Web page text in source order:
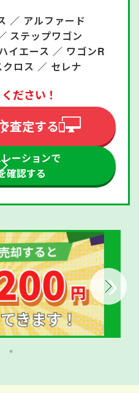
／ アルファード
ステップワゴン
イエース ／ ワゴンR
クロス ／ セレナ
ださい！
査定する
ーションで
確認する